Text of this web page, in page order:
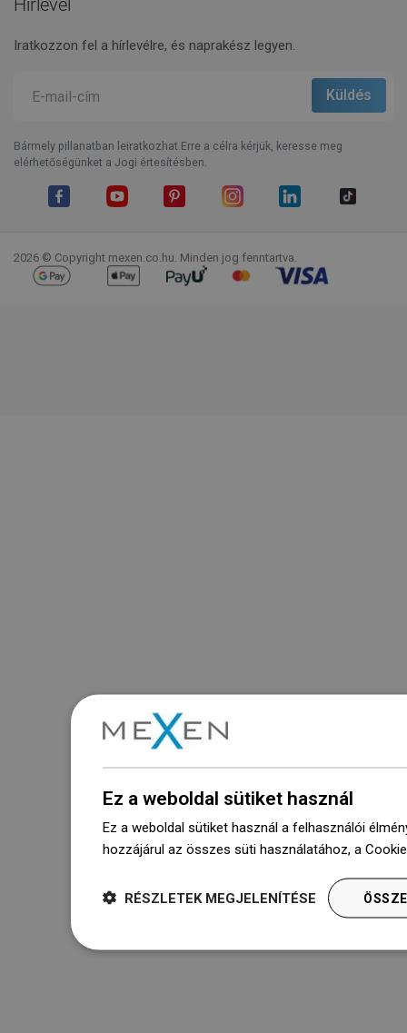
Hírlevél
Iratkozzon fel a hírlevélre, és naprakész legyen.
Bármely pillanatban leiratkozhat.Erre a célra kérjük, keresse meg
elérhetőségünket a Jogi értesítésben.
2026 © Copyright mexen.co.hu. Minden jog fenntartva.
Ez a weboldal sütiket használ
Ez a weboldal sütiket használ a felhasználói
hozzájárul az összes süti használatához, a
RÉSZLETEK MEGJELENÍTÉSE